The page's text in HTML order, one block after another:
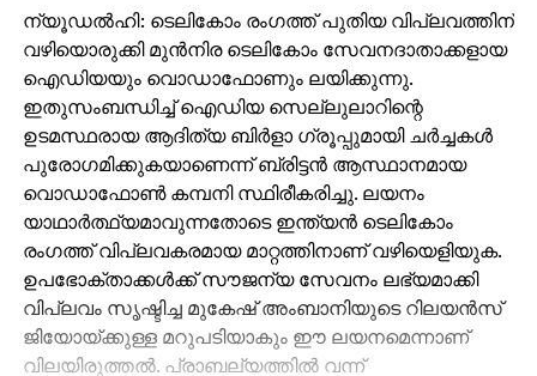
ന്യൂഡല്‍ഹി: ടെലികോം രംഗത്ത് പുതിയ വിപ്ലവത്തിന്
വഴിയൊരുക്കി മുന്‍നിര ടെലികോം സേവനദാതാക്കളായ
ഐഡിയയും വൊഡാഫോണും ലയിക്കുന്നു.
ഇതുസംബന്ധിച്ച് ഐഡിയ സെല്ലുലാറിന്റെ
ഉടമസ്ഥരായ ആദിത്യ ബിര്‍ളാ ഗ്രൂപ്പുമായി ചര്‍ച്ചകള്‍
പുരോഗമിക്കുകയാണെന്ന് ബ്രിട്ടന്‍ ആസ്ഥാനമായ
വൊഡാഫോണ്‍ കമ്പനി സ്ഥിരീകരിച്ചു. ലയനം
യാഥാര്‍ത്ഥ്യമാവുന്നതോടെ ഇന്ത്യന്‍ ടെലികോം
രംഗത്ത് വിപ്ലവകരമായ മാറ്റത്തിനാണ് വഴിയെളിയുക.
ഉപഭോക്താക്കള്‍ക്ക് സൗജന്യ സേവനം ലഭ്യമാക്കി
വിപ്ലവം സൃഷ്ടിച്ച മുകേഷ് അംബാനിയുടെ റിലയന്‍സ്
ജിയോയ്ക്കുള്ള മറുപടിയാകും ഈ ലയനമെന്നാണ്
വിലയിരുത്തല്‍. പ്രാബല്യത്തില്‍ വന്ന്